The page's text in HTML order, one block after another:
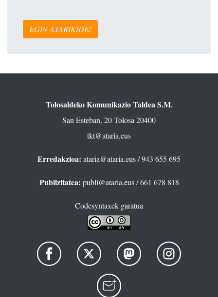
EGIN ATARIKIDE!
Tolosaldeko Komunikazio Taldea S.M.
San Esteban, 20 Tolosa 20400
tkt@ataria.eus
Erredakzioa: ataria@ataria.eus/ 943 655 695
Publizitatea: publi@ataria.eus/ 661 678 818
Codesyntaxek garatua